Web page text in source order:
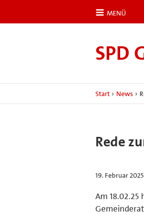
MENÜ
SPD
Start › News ›
Rede
19. Februar 2025
Am 18.02.25